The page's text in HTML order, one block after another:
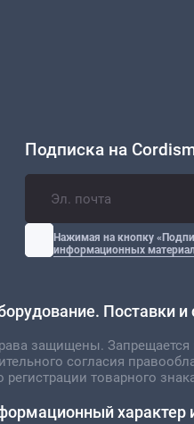
Подписка на
Нажимая на кнопку
информационных
Поставки и
защищены.
согласия
товарного
характер